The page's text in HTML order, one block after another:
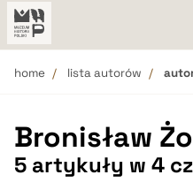
home lista autorów
Bronisław
5 artykuły w 4